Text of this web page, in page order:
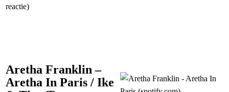
reactie)
Aretha Franklin –
Aretha In Paris / Ike